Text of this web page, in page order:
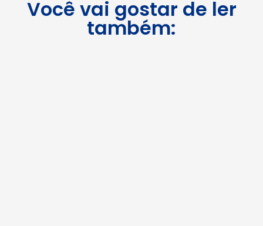
Você vai gostar de ler
também: